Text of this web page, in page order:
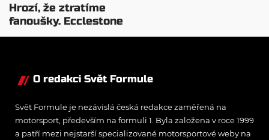
Hrozí, že ztratíme
fanoušky. Ecclestone
ostře proti směru F1
O redakci Svět Formule
Svět Formule je nezávislá česká redakce zaměřená na
motorsport, především na formuli 1. Byla založena v roce 1999
a patří mezi nejstarší specializované motorsportové weby na